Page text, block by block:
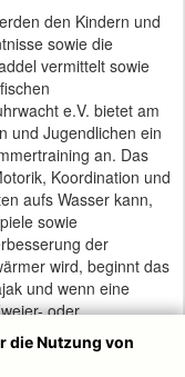
den Kindern und
sowie die
vermittelt sowie
e.V. bietet am
und Jugendlichen ein
an. Das
Koordination und
aufs Wasser kann,
sowie
der
wird, beginnt das
und wenn eine
oder
eine Sportart, die an
Einzel- als auch
die Nutzung von